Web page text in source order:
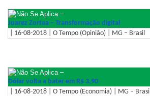
–
Juarez Zortea – Transformação digital
| 16-08-2018 | O Tempo (Opinião) | MG – Brasil
–
Dólar volta a bater em R$ 3,90
| 16-08-2018 | O Tempo (Economia) | MG – Brasil